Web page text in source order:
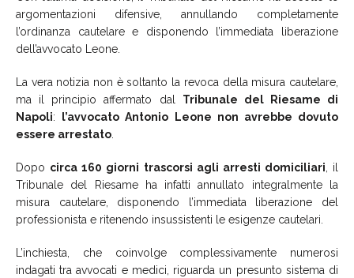
argomentazioni difensive, annullando completamente
l’ordinanza cautelare e disponendo l’immediata liberazione
dell’avvocato Leone.
La vera notizia non è soltanto la revoca della misura cautelare,
ma il principio affermato dal Tribunale del Riesame di
Napoli:
l’avvocato Antonio Leone non avrebbe dovuto
essere arrestato
Dopo circa 160 giorni trascorsi agli arresti domiciliari , il
Tribunale del Riesame ha infatti annullato integralmente la
misura cautelare, disponendo l’immediata liberazione del
professionista e ritenendo insussistenti le esigenze cautelari.
L’inchiesta, che coinvolge complessivamente numerosi
indagati tra avvocati e medici, riguarda un presunto sistema di